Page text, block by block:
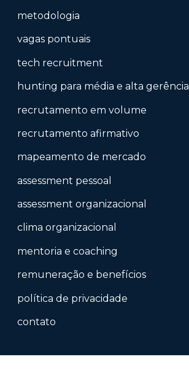
metodologia
vagas pontuais
tech recruitment
hunting para média e alta gerência
recrutamento em volume
recrutamento afirmativo
mapeamento de mercado
assessment pessoal
assessment organizacional
clima organizacional
mentoria e coaching
remuneração e benefícios
política de privacidade
contato